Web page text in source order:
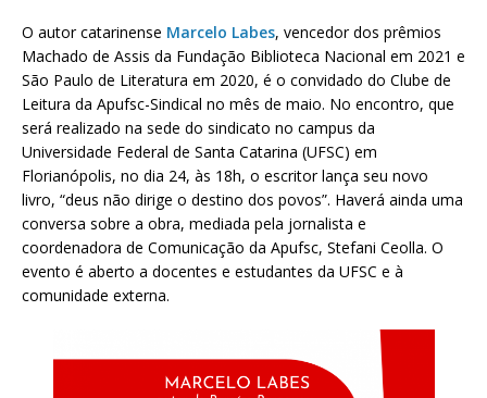
O autor catarinense Marcelo Labes, vencedor dos prêmios
Machado de Assis da Fundação Biblioteca Nacional em 2021 e
São Paulo de Literatura em 2020, é o convidado do Clube de
Leitura da Apufsc-Sindical no mês de maio. No encontro, que
será realizado na sede do sindicato no campus da
Universidade Federal de Santa Catarina (UFSC) em
Florianópolis, no dia 24, às 18h, o escritor lança seu novo
livro, “deus não dirige o destino dos povos”. Haverá ainda uma
conversa sobre a obra, mediada pela jornalista e
coordenadora de Comunicação da Apufsc, Stefani Ceolla. O
evento é aberto a docentes e estudantes da UFSC e à
comunidade externa.